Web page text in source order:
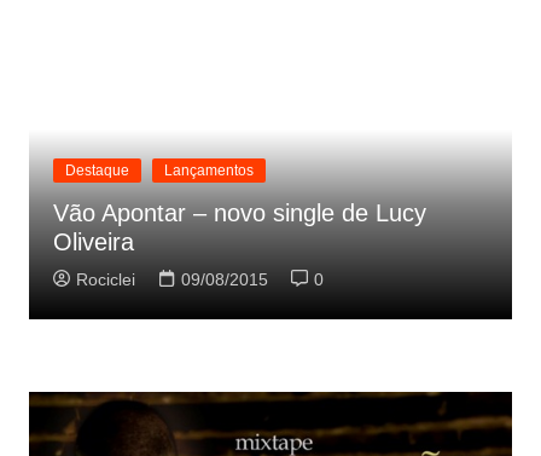
Destaque Lançamentos
Vão Apontar – novo single de Lucy
Oliveira
Rociclei 09/08/2015 0